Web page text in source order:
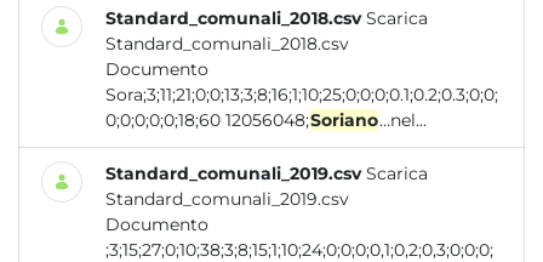
Standard_comunali_2018.csv Scarica
Standard_comunali_2018.csv
Documento
Sora;3;11;21;0;0;13;3;8;16;1;10;25;0;0;0;0.1;0.2;0.3;0;0;
0;0;0;0;0;18;60 12056048;Soriano...nel...
Standard_comunali_2019.csv Scarica
Standard_comunali_2019.csv
Documento
;3;15;27;0;10;38;3;8;15;1;10;24;0;0;0;0,1;0,2;0,3;0;0;0;